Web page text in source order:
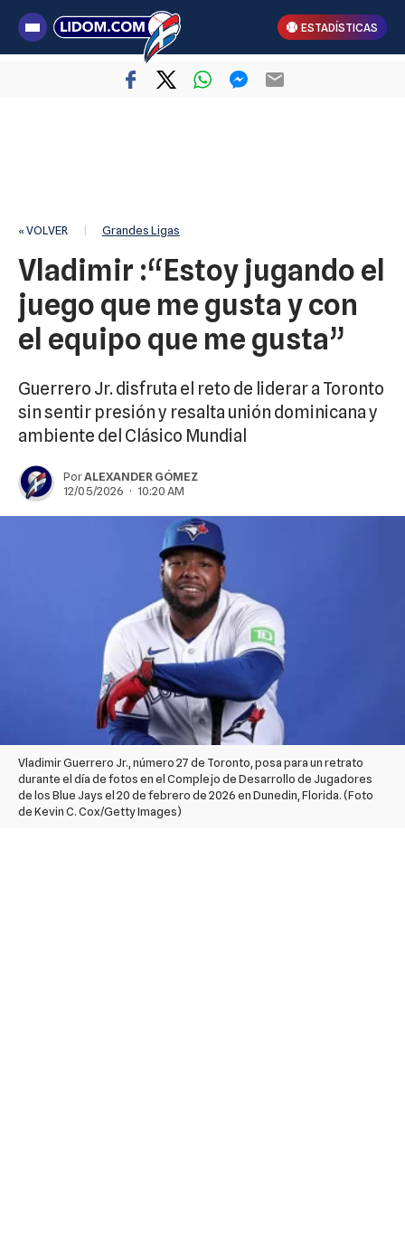
ESTADÍSTICAS
« VOLVER | Grandes Ligas
Vladimir :“Estoy jugando el
juego que me gusta y con
el equipo que me gusta”
Guerrero Jr. disfruta el reto de liderar a Toronto
sin sentir presión y resalta unión dominicana y
ambiente del Clásico Mundial
PorALEXANDER GÓMEZ
12/05/2026 · 10:20 AM
Vladimir Guerrero Jr., número 27 de Toronto, posa para un retrato
durante el día de fotos en el Complejo de Desarrollo de Jugadores
de los Blue Jays el 20 de febrero de 2026 en Dunedin, Florida. (Foto
de Kevin C. Cox/Getty Images)